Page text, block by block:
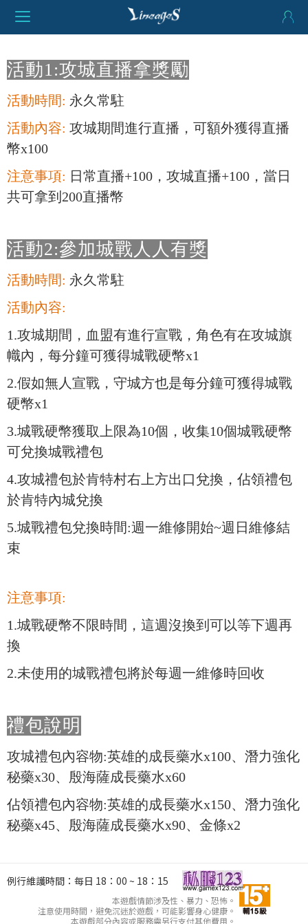
活動1:攻城直播拿獎勵
活動時間: 永久常駐
活動內容: 攻城期間進行直播，可額外獲得直播
幣x100
注意事項: 日常直播+100，攻城直播+100，當日
共可拿到200直播幣
活動2:參加城戰人人有獎
活動時間: 永久常駐
活動內容:
1.攻城期間，血盟有進行宣戰，角色有在攻城旗
幟內，每分鐘可獲得城戰硬幣x1
2.假如無人宣戰，守城方也是每分鐘可獲得城戰
硬幣x1
3.城戰硬幣獲取上限為10個， 收集10個城戰硬幣
可兌換城戰禮包
4.攻城禮包於肯特村右上方出口兌換， 佔領禮包
於肯特內城兌換
5.城戰禮包兌換時間:週一維修開始~週 日維修結
束
注意事項:
1.城戰硬幣不限時間，這週沒換到可以等下週再
換
2.未使用的城戰禮包將於每週一維修時回收
禮包說明
攻城禮包內容物:英雄的成長藥水x100、潛力強化
秘藥x30、殷海薩成長藥水x60
佔領禮包內容物:英雄的成長藥水x150、潛力強化
秘藥x45、 殷海薩成長藥水x90、 金條x2
例行維護時間：每日 18：00 ~ 18：15
本遊戲情節涉及性、暴力、恐怖。
注意使用時間，避免沉迷於遊戲，可能影響身心健康。
本遊戲部分內容或服務需另行支付其他費用。